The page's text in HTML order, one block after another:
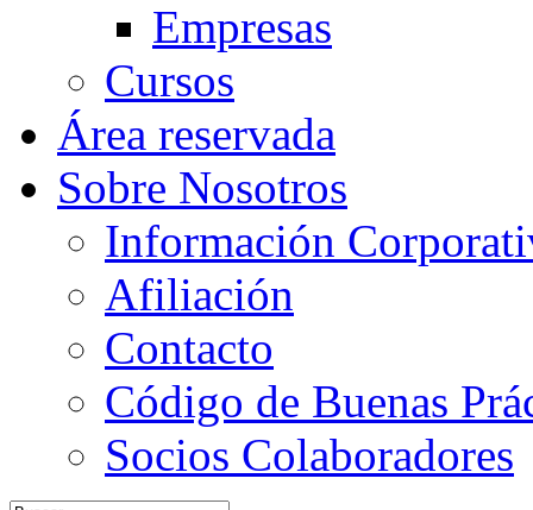
Empresas
Cursos
Área reservada
Sobre Nosotros
Información
Afiliación
Contacto
Código de Buenas
Socios Colaboradores